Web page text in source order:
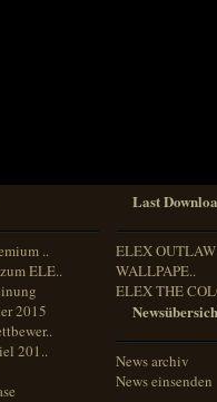
..
ELE..
2015
201..
Last
ELEX OUTLAW
WALLPAPE..
ELEX THE
News archiv
News einsenden